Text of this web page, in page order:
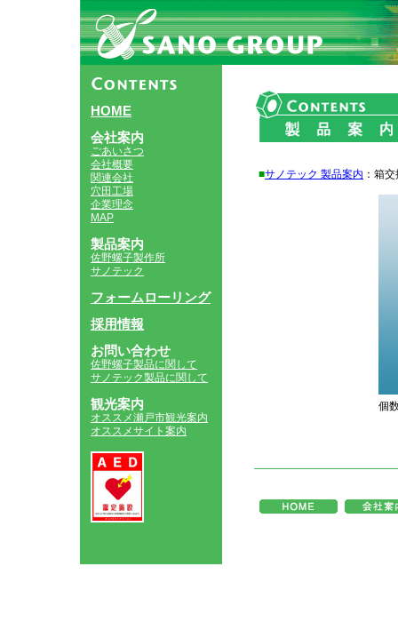
HOME
会社案内
ごあいさつ
会社概要
関連会社
穴田工場
企業理念
MAP
製品案内
佐野螺子製作所
サノテック
フォームローリング
採用情報
お問い合わせ
佐野螺子製品に関して
サノテック製品に関して
観光案内
オススメ瀬戸市観光案内
オススメサイト案内
■サノテック 製品案内 ：箱
個